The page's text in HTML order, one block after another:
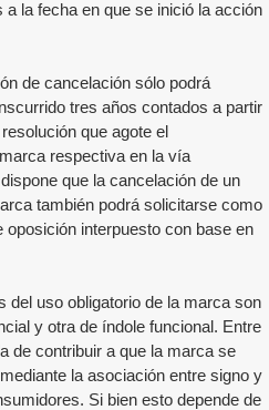
la fecha en que se inició la acción
de cancelación sólo podrá
tres años contados a partir
que agote el
respectiva en la vía
que la cancelación de un
también podrá solicitarse como
oposición interpuesto con base en
del uso obligatorio de la marca son
y otra de índole funcional. Entre
de contribuir a que la marca se
la asociación entre signo y
Si bien esto depende de